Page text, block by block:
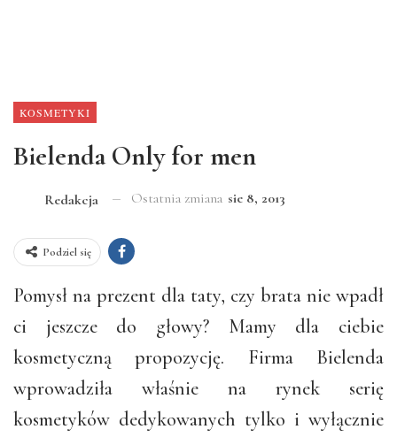
KOSMETYKI
Bielenda Only for men
Redakcja Ostatnia zmiana sie 8, 2013
Podziel się
Pomysł na prezent dla taty, czy brata nie wpadł
ci jeszcze do głowy? Mamy dla ciebie
kosmetyczną propozycję. Firma Bielenda
wprowadziła właśnie na rynek serię
kosmetyków dedykowanych tylko i wyłącznie